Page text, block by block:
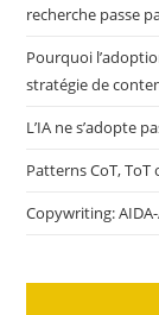
recherche passe
Pourquoi
stratégie de
L’IA ne s’adopte
Patterns CoT, ToT
Copywriting: AIDA-